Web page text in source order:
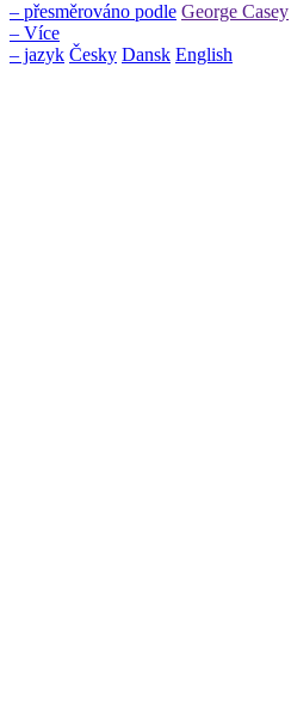
– přesměrováno podle George Casey
– Více
– jazyk Česky Dansk English